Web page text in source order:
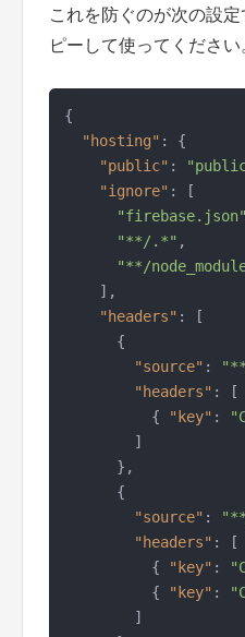
これを防ぐのが次の設
ピーして使ってください
{
"hosting" :
{
"public" :
"ignore" :
[
"firebase.json"
"**/.*" ,
"**/
] ,
"headers" :
[
{
"source" :
"headers" :
[
{
"key" :
]
} ,
{
"source" :
"headers" :
[
{
"key" :
{
"key" :
]